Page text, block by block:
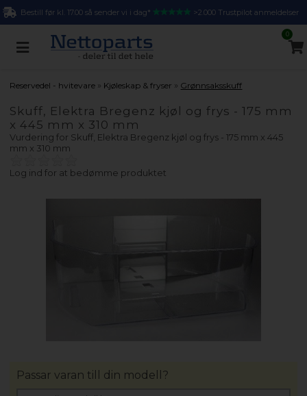
Bestill før kl. 17.00 så sender vi i dag* >2.000 Trustpilot anmeldelser
0
Reservedel - hvitevare » Kjøleskap & fryser » Grønnsaksskuff
Skuff, Elektra Bregenz kjøl og frys - 175 mm
x 445 mm x 310 mm
Vurdering for Skuff, Elektra Bregenz kjøl og frys - 175 mm x 445
mm x 310 mm
Log ind for at bedømme produktet
Passar varan till din modell?